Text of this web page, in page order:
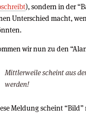
), sondern in der
Unterschied macht,
wir nun zu den
Mittlerweile scheint aus
werden!
Meldung scheint